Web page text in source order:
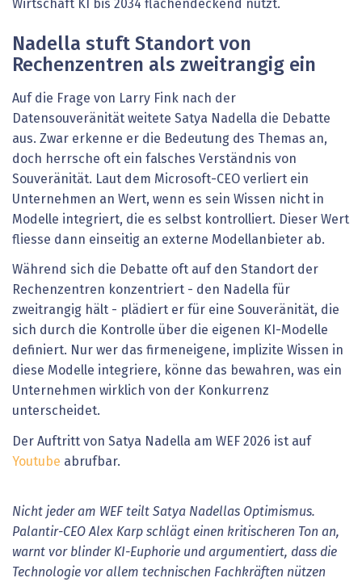
Wirtschaft KI bis 2034 flächendeckend nutzt.
Nadella stuft Standort von
Rechenzentren als zweitrangig ein
Auf die Frage von Larry Fink nach der
Datensouveränität weitete Satya Nadella die Debatte
aus. Zwar erkenne er die Bedeutung des Themas an,
doch herrsche oft ein falsches Verständnis von
Souveränität. Laut dem Microsoft-CEO verliert ein
Unternehmen an Wert, wenn es sein Wissen nicht in
Modelle integriert, die es selbst kontrolliert. Dieser Wert
fliesse dann einseitig an externe Modellanbieter ab.
Während sich die Debatte oft auf den Standort der
Rechenzentren konzentriert - den Nadella für
zweitrangig hält - plädiert er für eine Souveränität, die
sich durch die Kontrolle über die eigenen KI-Modelle
definiert. Nur wer das firmeneigene, implizite Wissen in
diese Modelle integriere, könne das bewahren, was ein
Unternehmen wirklich von der Konkurrenz
unterscheidet.
Der Auftritt von Satya Nadella am WEF 2026 ist auf
Youtube abrufbar.
Nicht jeder am WEF teilt Satya Nadellas Optimismus.
Palantir-CEO Alex Karp schlägt einen kritischeren Ton an,
warnt vor blinder KI-Euphorie und argumentiert, dass die
Technologie vor allem technischen Fachkräften nützen